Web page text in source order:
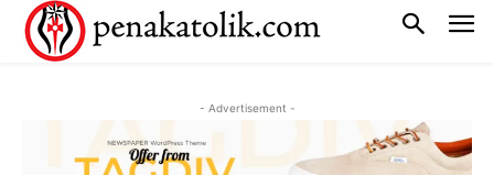
- Advertisement -